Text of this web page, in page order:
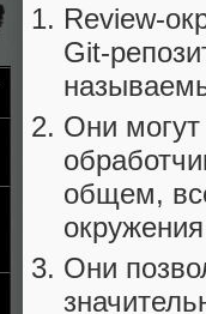
Review-
Git-
Они
общем,
Они